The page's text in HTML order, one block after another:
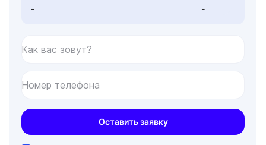
-
-
Как вас зовут?
Номер телефона
Оставить заявку